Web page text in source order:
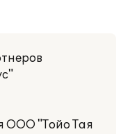
ООО "Тойо Тая